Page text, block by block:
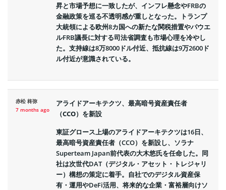
昇と市場予想に一致したが、インフレ懸念やFRBの
金融政策を巡る不透明感が重しとなった。トランプ
大統領による欧州8カ国への新たな関税措置やパウエ
ルFRB議長に対する司法省調査も市場心理を冷やし
た。支持線は8万8000ドル付近、抵抗線は9万2600ド
ル付近が意識されている。
赤松 柊弥
7 months ago
アライドアーキテクツ、最高暗号資産責任者
（CCO）を新設
東証グロース上場のアライドアーキテクツは16日、
最高暗号資産責任者（CCO）を新設し、ソラナ
Superteam Japan前代表の大木悠氏を任命した。同
社は次世代DAT（デジタル・アセット・トレジャリ
ー）構想の策定に着手。自社でのデジタル資産保
有・運用やDeFi活用、将来的な企業・富裕層向けソ